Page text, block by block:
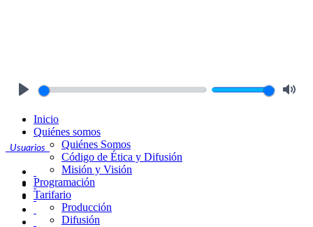
Usuarios
Inicio
Quiénes somos
Quiénes Somos
Código de Ética y Difusión
Misión y Visión
Programación
Tarifario
Producción
Difusión